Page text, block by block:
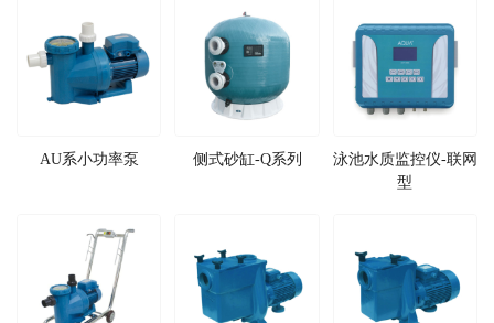
AU系小功率泵 侧式砂缸-Q系列
泳池水质监控仪-联网
型